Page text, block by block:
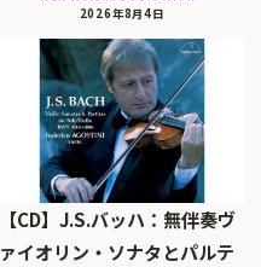
2026年8月4日
【CD】J.S.バッハ：無伴奏ヴ
ァイオリン・ソナタとパルテ